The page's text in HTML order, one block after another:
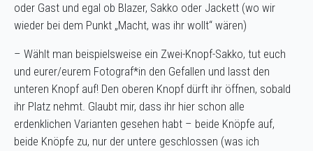
oder Gast und egal ob Blazer, Sakko oder Jackett (wo wir
wieder bei dem Punkt „Macht, was ihr wollt“ wären)
– Wählt man beispielsweise ein Zwei-Knopf-Sakko, tut euch
und eurer/eurem Fotograf*in den Gefallen und lasst den
unteren Knopf auf! Den oberen Knopf dürft ihr öffnen, sobald
ihr Platz nehmt. Glaubt mir, dass ihr hier schon alle
erdenklichen Varianten gesehen habt – beide Knöpfe auf,
beide Knöpfe zu, nur der untere geschlossen (was ich